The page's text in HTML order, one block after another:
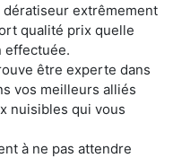
extrêmement
qualité prix quelle
effectuée.
être experte dans
vos meilleurs alliés
nuisibles qui vous
à ne pas attendre